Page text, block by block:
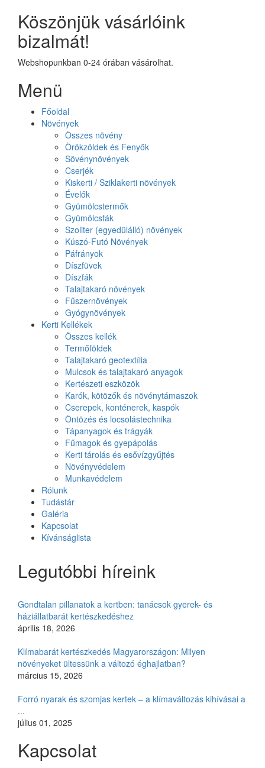
Köszönjük vásárlóink
bizalmát!
Webshopunkban 0-24 órában vásárolhat.
Menü
Főoldal
Növények
Összes növény
Örökzöldek és Fenyők
Sövénynövények
Cserjék
Kiskerti / Sziklakerti növények
Évelők
Gyümölcstermők
Gyümölcsfák
Szoliter (egyedülálló) növények
Kúszó-Futó Növények
Páfrányok
Díszfüvek
Díszfák
Talajtakaró növények
Fűszernövények
Gyógynövények
Kerti Kellékek
Összes kellék
Termőföldek
Talajtakaró geotextília
Mulcsok és talajtakaró anyagok
Kertészeti eszközök
Karók, kötözők és növénytámaszok
Cserepek, konténerek, kaspók
Öntözés és locsolástechnika
Tápanyagok és trágyák
Fűmagok és gyepápolás
Kerti tárolás és esővízgyűjtés
Növényvédelem
Munkavédelem
Rólunk
Tudástár
Galéria
Kapcsolat
Kívánságlista
Legutóbbi híreink
Gondtalan pillanatok a kertben: tanácsok gyerek- és
háziállatbarát kertészkedéshez
április 18, 2026
Klímabarát kertészkedés Magyarországon: Milyen
növényeket ültessünk a változó éghajlatban?
március 15, 2026
Forró nyarak és szomjas kertek – a klímaváltozás kihívásai a
...
július 01, 2025
Kapcsolat